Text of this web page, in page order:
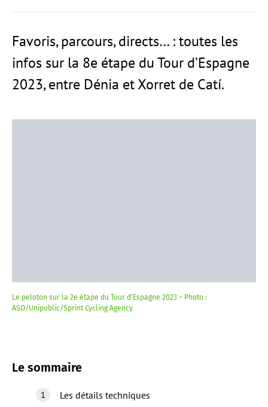
Favoris, parcours, directs… : toutes les
infos sur la 8e étape du Tour d’Espagne
2023, entre Dénia et Xorret de Catí.
Le peloton sur la 2e étape du Tour d’Espagne 2023 – Photo :
ASO/Unipublic/Sprint Cycling Agency
Le sommaire
Les détails techniques